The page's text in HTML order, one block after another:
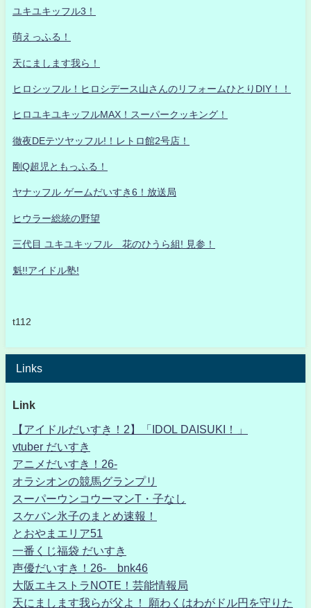
ユキユキッフル3！
萌えっふる！
天にまします我ら！
ヒロシッフル！ヒロシデース山さんのリフォームひとりDIY！！
ヒロユキユキッフルMAX！スーパークッキング！
徹夜DEテツヤッフル!！レトロ館2号店！
剛Q超児ともっふる！
ヤナッフル ゲームだいすき6！放送局
ヒウラー総統の野望
三代目 ユキユキッフル 花のひうら組! 見参！
魁!!アイドル塾!
t112
Links
Link
【アイドルだいすき！2】「IDOL DAISUKI！」
vtuber だいすき
アニメだいすき！26-
オラシオンの競馬グランプリ
スーパーウンコウーマンT・子なし
スケバン氷子のまとめ速報！
とおやまエリア51
一番くじ福袋 だいすき
声優だいすき！26- bnk46
大阪エキストラNOTE！芸能情報局
天にまします我らが父よ！ 願わくはわがドル円を守りた